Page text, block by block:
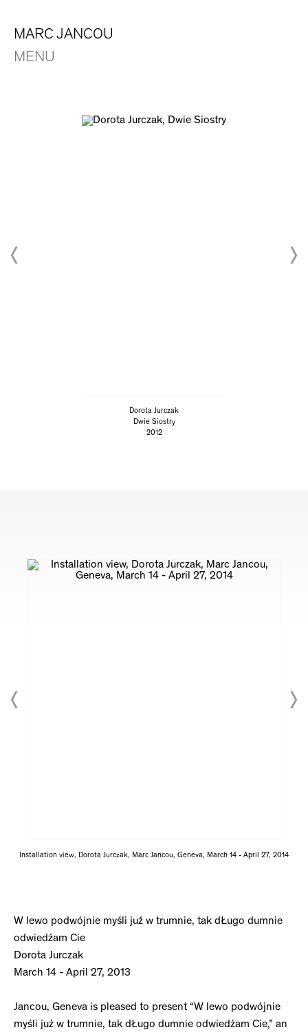
MARC JANCOU
MENU
Dorota Jurczak
Dwie Siostry
2012
Installation view, Dorota Jurczak, Marc Jancou, Geneva, March 14 - April 27, 2014
W lewo podwójnie myśli juź w trumnie, tak dŁugo dumnie
odwiedźam Cie
Dorota Jurczak
March 14 - April 27, 2013
Jancou, Geneva is pleased to present “W lewo podwójnie
myśli juź w trumnie, tak dŁugo dumnie odwiedźam Cie,” an